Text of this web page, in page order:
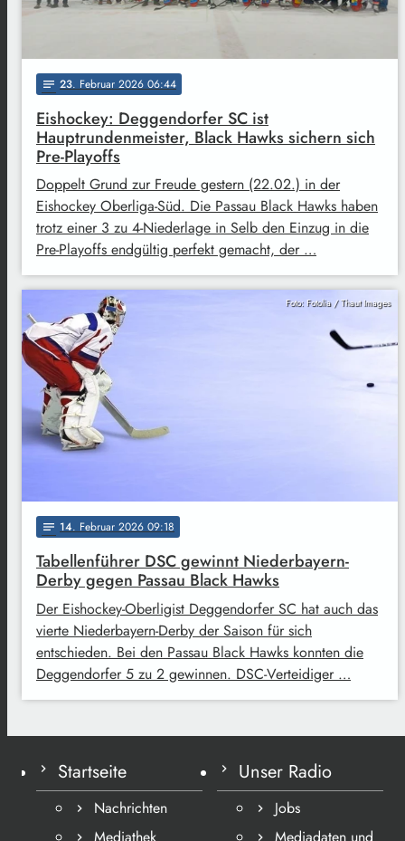
notes 23. Februar 2026 06:44
Eishockey: Deggendorfer SC ist
Hauptrundenmeister, Black Hawks sichern sich
Pre-Playoffs
Doppelt Grund zur Freude gestern (22.02.) in der
Eishockey Oberliga-Süd. Die Passau Black Hawks haben
trotz einer 3 zu 4-Niederlage in Selb den Einzug in die
Pre-Playoffs endgültig perfekt gemacht, der …
Foto: Fotolia / Thaut Images
notes 14. Februar 2026 09:18
Tabellenführer DSC gewinnt Niederbayern-
Derby gegen Passau Black Hawks
Der Eishockey-Oberligist Deggendorfer SC hat auch das
vierte Niederbayern-Derby der Saison für sich
entschieden. Bei den Passau Black Hawks konnten die
Deggendorfer 5 zu 2 gewinnen. DSC-Verteidiger …
Startseite
Nachrichten
Unser Radio
Jobs